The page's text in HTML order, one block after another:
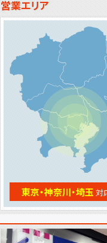
営業エリア
東京・神奈川・埼玉 対